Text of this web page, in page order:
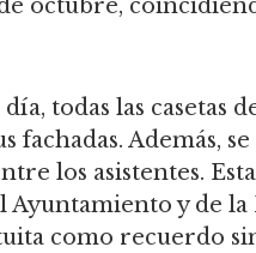
octubre,
todas las casetas
fachadas. Además,
los asistentes.
Ayuntamiento y de
como recuerdo